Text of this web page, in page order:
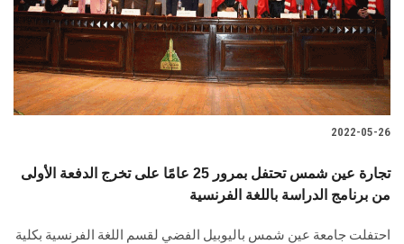
2022-05-26
تجارة عين شمس تحتفل بمرور 25 عامًا على تخرج الدفعة الأولى
من برنامج الدراسة باللغة الفرنسية
احتفلت جامعة عين شمس باليوبيل الفضي لقسم اللغة الفرنسية بكلية